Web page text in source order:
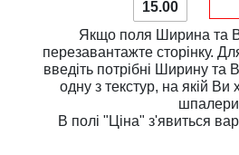
15.00
Якщо поля Ширина та
перезавантажте сторінку. Для розрахунку вартості
введіть потрібні Ширинута
одну з текстур, на якій Ви хочете надрукувати
В полі"Ціна" з'явиться